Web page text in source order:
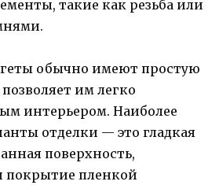
такие как резьба или
обычно имеют простую
им легко
интерьером. Наиболее
отделки — это гладкая
поверхность,
покрытие пленкой